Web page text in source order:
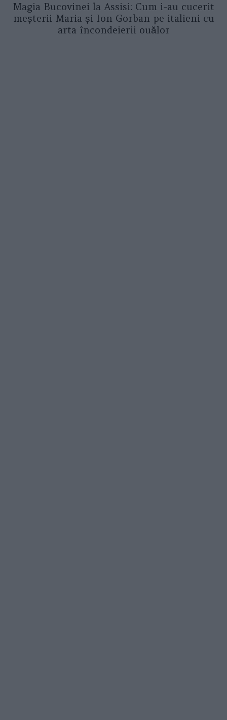
Magia Bucovinei la Assisi: Cum i-au cucerit
meșterii Maria și Ion Gorban pe italieni cu
arta încondeierii ouălor